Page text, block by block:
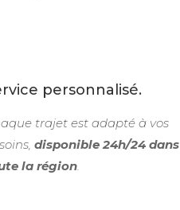
personnalisé.
trajet est adapté à vos
disponible 24h/24 dans
la région.